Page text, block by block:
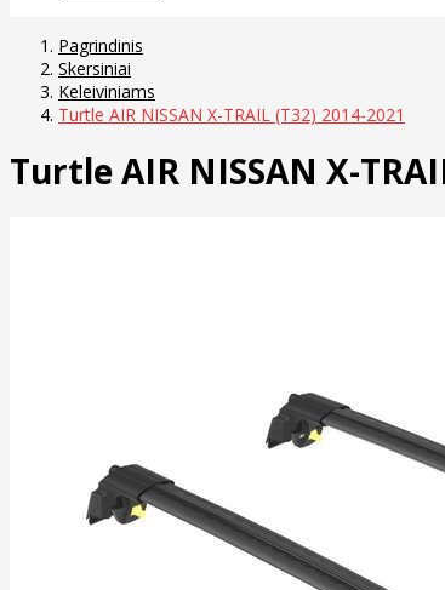
Pagrindinis
Skersiniai
Keleiviniams
Turtle AIR NISSAN X-TRAIL (T32) 2014-2021
Turtle AIR NISSAN X-